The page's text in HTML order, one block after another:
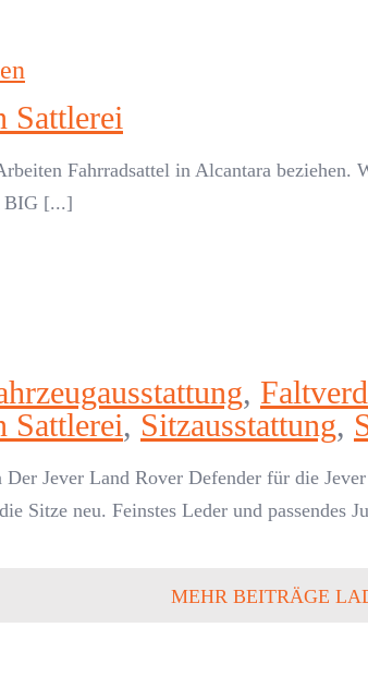
Sattlerei
Fahrradsattel in Alcantara
BIG [...]
,
Sattlerei, Sitzausstattung,
Jever Land Rover Defender für die
Sitze neu. Feinstes Leder und passendes
MEHR BEITRÄGE